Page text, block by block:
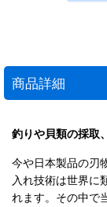
商品詳細
釣りや貝類の採取
今や日本製品の刃
入れ技術は世界に
れます。その中で